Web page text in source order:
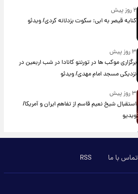
۲ روز پیش
کنایه قیصر به ابی: سکوت بزدلانه کردی/ ویدئو
۳ روز پیش
برگزاری موکب ها در تورنتو کانادا در شب اربعین در
نزدیکی مسجد امام مهدی/ ویدئو
۳ روز پیش
استقبال شیخ نعیم قاسم از تفاهم ایران و آمریکا/
ویدیو
تماس با ما RSS